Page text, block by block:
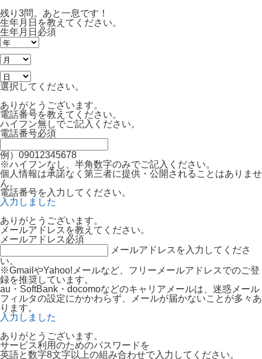
残り3問。あと一息です！
生年月日を教えてください。
生年月日 必須
選択してください。
ありがとうございます。
電話番号を教えてください。
ハイフン無しでご記入ください。
電話番号必須
例）09012345678
※ハイフンなし、半角数字のみでご記入ください。
個人情報は承諾なく第三者に提供・公開されることはありませ
ん。
電話番号を入力してください。
入力しました
ありがとうございます。
メールアドレスを教えてください。
メールアドレス必須
メールアドレスを入力してくださ
い。
※GmailやYahoo!メールなど、フリーメールアドレスでのご登
録を推奨しています。
au・SoftBank・docomoなどのキャリアメールは、迷惑メール
フィルタの設定にかかわらず、メールが届かないことが多々あ
ります。
入力しました
ありがとうございます。
サービス利用のためのパスワードを
英語と数字8文字以上の組み合わせで入力してください。